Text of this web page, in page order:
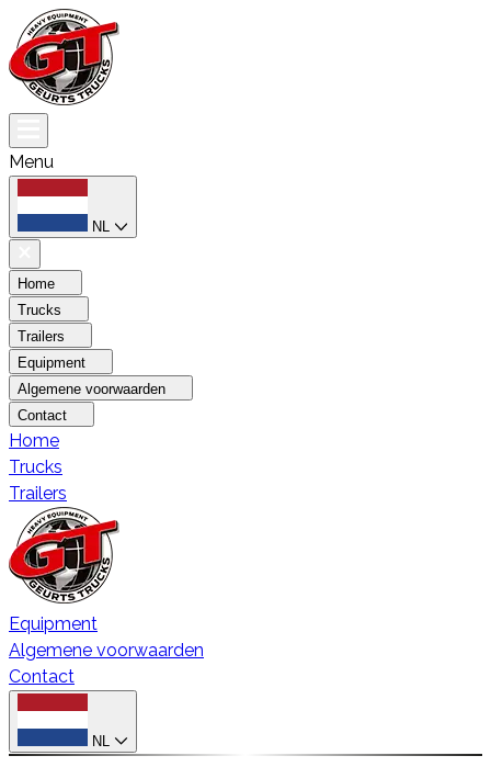
Menu
NL
Home
Trucks
Trailers
Equipment
Algemene voorwaarden
Contact
Home
Trucks
Trailers
Equipment
Algemene voorwaarden
Contact
NL